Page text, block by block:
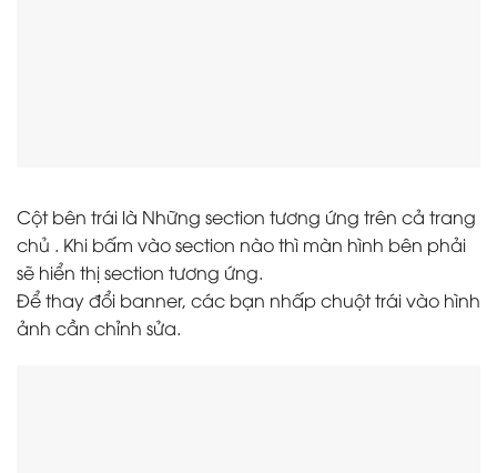
Cột bên trái là Những section tương ứng trên cả trang
chủ . Khi bấm vào section nào thì màn hình bên phải
sẽ hiển thị section tương ứng.
Để thay đổi banner, các bạn nhấp chuột trái vào hình
ảnh cần chỉnh sửa.